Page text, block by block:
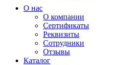
О нас
О компании
Сертификаты
Реквизиты
Сотрудники
Отзывы
Каталог